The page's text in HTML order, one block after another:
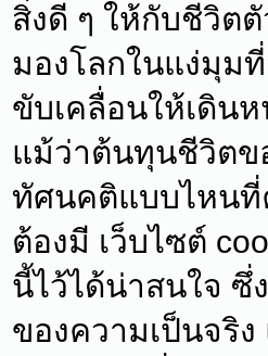
สิ่งดี ๆ ให้กับชีวิต
มองโลกในแง่มุม
ขับเคลื่อนให้เดิน
แม้ว่าต้นทุนชีวิตข
ทัศนคติแบบไหนที่
ต้องมี เว็บไซต์
นี้ไว้ได้น่าสนใจ ซึ่
ของความเป็นจริ